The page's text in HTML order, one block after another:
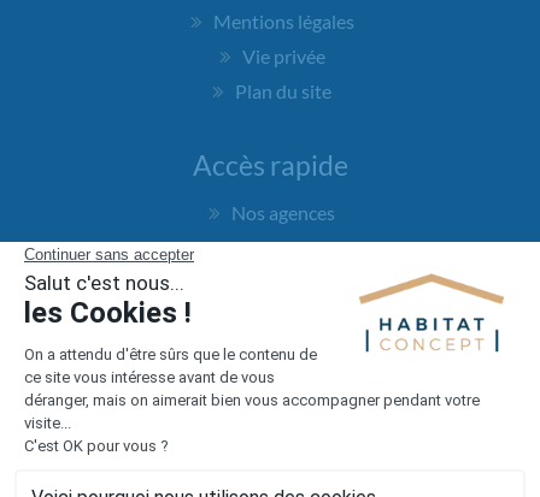
Mentions légales
Vie privée
Plan du site
Accès rapide
Nos agences
Nos maisons
Financement
Devis construction maison